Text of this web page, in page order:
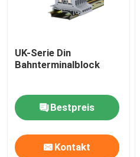
UK-Serie Din
Bahnterminalblock
Bestpreis
Kontakt